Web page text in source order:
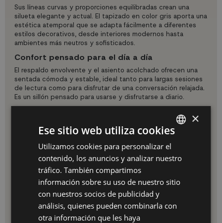
Sus líneas curvas y proporciones equilibradas crean una
silueta elegante y actual. El tapizado en color gris aporta una
estética atemporal que se adapta fácilmente a diferentes
estilos decorativos, desde interiores modernos hasta
ambientes más neutros y sofisticados.
Confort pensado para el día a día
El respaldo envolvente y el asiento acolchado ofrecen una
sentada cómoda y estable, ideal tanto para largas sesiones
de lectura como para disfrutar de una conversación relajada.
Es un sillón pensado para usarse y disfrutarse a diario.
Sillón individual de interior.
Tapizado textil suave al tacto.
Diseño ergonómico que favorece el descanso.
Estructura resistente para un uso continuado.
Materiales y acabados
Sillón tapizado color gris.
Asiento textil con interior de
madera contrachapada y foam.
Medidas:Profundo: 59 cm, Ancho: 98 cm, Alto: 87 cm.
SPANISH
ES
PT
×
Ese sitio web utiliza cookies
Utilizamos cookies para personalizar el
contenido, los anuncios y analizar nuestro
tráfico. También compartimos
información sobre su uso de nuestro sitio
con nuestros socios de publicidad y
análisis, quienes pueden combinarla con
otra información que les haya